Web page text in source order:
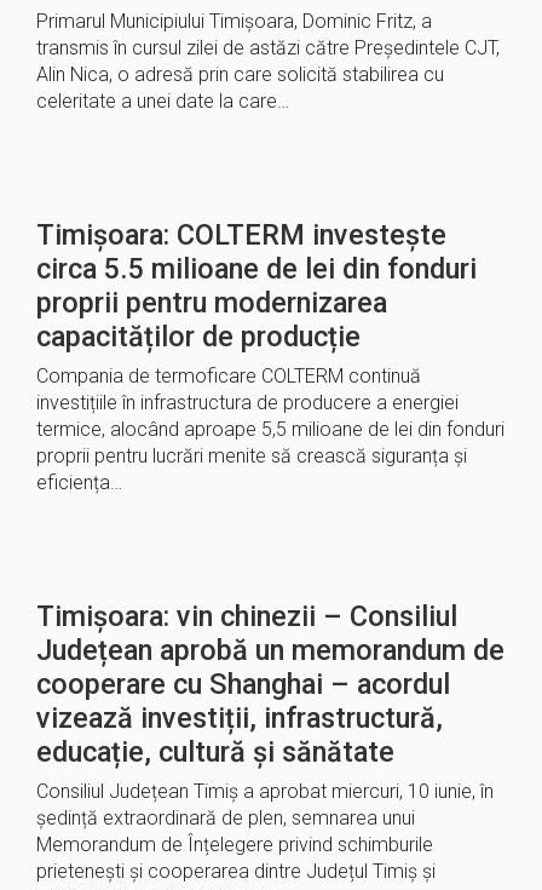
Primarul Municipiului Timișoara, Dominic Fritz, a
transmis în cursul zilei de astăzi către Președintele CJT,
Alin Nica, o adresă prin care solicită stabilirea cu
celeritate a unei date la care…
Timișoara: COLTERM investește
circa 5.5 milioane de lei din fonduri
proprii pentru modernizarea
capacităților de producție
Compania de termoficare COLTERM continuă
investițiile în infrastructura de producere a energiei
termice, alocând aproape 5,5 milioane de lei din fonduri
proprii pentru lucrări menite să crească siguranța și
eficiența…
Timișoara: vin chinezii – Consiliul
Județean aprobă un memorandum de
cooperare cu Shanghai – acordul
vizează investiții, infrastructură,
educație, cultură și sănătate
Consiliul Județean Timiș a aprobat miercuri, 10 iunie, în
ședință extraordinară de plen, semnarea unui
Memorandum de Înțelegere privind schimburile
prietenești și cooperarea dintre Județul Timiș și